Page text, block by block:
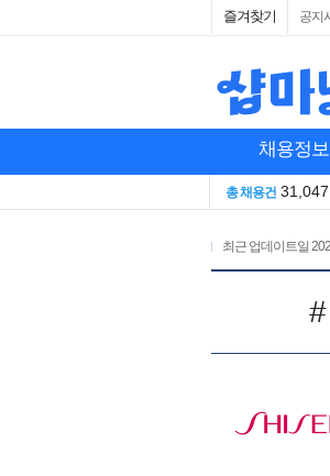
즐겨찾기 공지
채용정보
총 채용건 31,047
최근 업데이트일
#